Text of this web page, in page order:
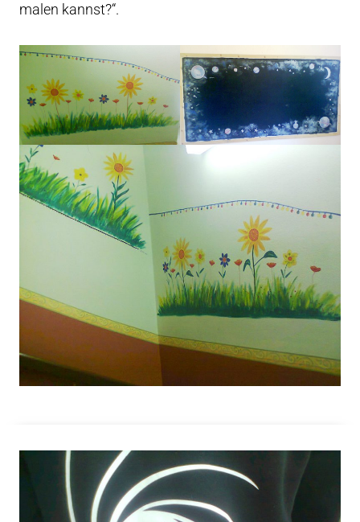
malen kannst?“.